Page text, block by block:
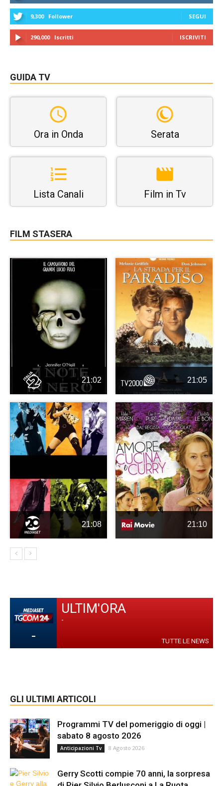
9,300 Follower SEGUI
290,000 Iscritti ISCRIVITI
GUIDA TV
Ora in Onda Serata
Lista Canali Film in Tv
FILM STASERA
21:02 21:05
21:08 21:10
-
ULTIM'ORA
-
TUTTE LE NEWS
GLI ULTIMI ARTICOLI
Programmi TV del pomeriggio di oggi |
sabato 8 agosto 2026
Anticipazioni Tv 8 Agosto 2026
Gerry Scotti compie 70 anni, la sorpresa